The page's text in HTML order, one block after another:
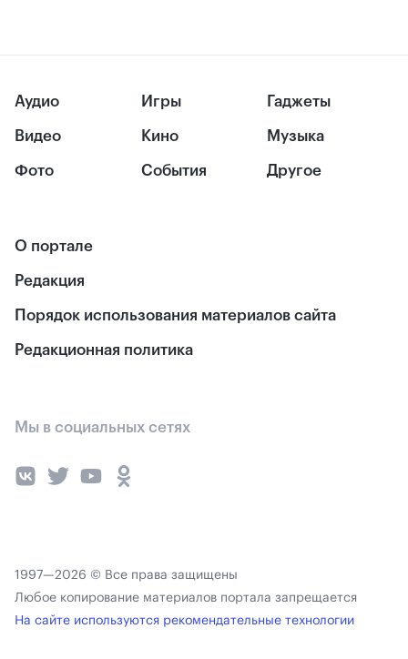
Аудио
Видео
Фото
Игры
Кино
События
Гаджеты
Музыка
Другое
О портале
Редакция
Порядок использования материалов сайта
Редакционная политика
Мы в социальных сетях
1997—2026 © Все права защищены
Любое копирование материалов портала запрещается
На сайте используются рекомендательные технологии